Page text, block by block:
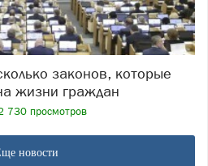
жизни граждан
730 просмотров
новости